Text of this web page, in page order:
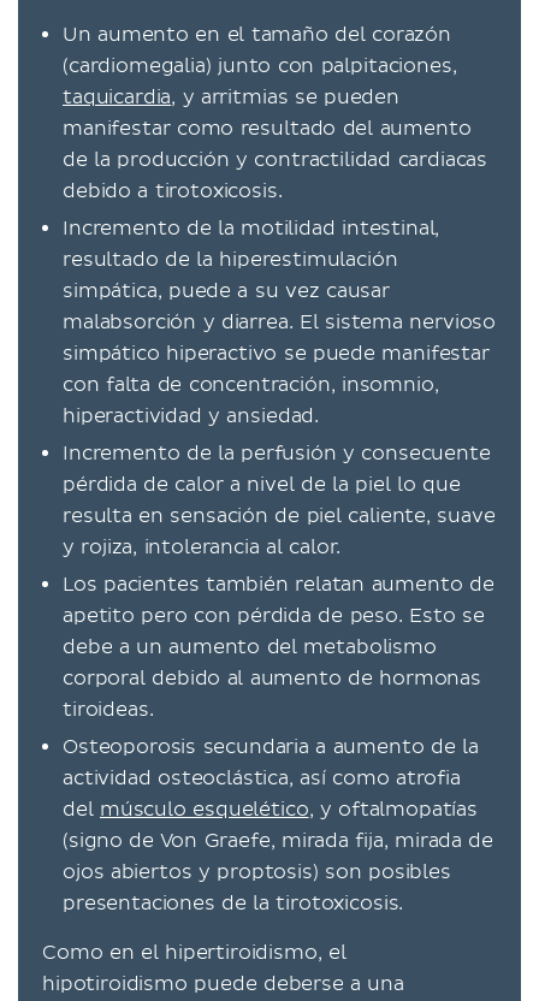
Un aumento en el tamaño del corazón
(cardiomegalia) junto con palpitaciones,
taquicardia, y arritmias se pueden
manifestar como resultado del aumento
de la producción y contractilidad cardiacas
debido a tirotoxicosis.
Incremento de la motilidad intestinal,
resultado de la hiperestimulación
simpática, puede a su vez causar
malabsorción y diarrea. El sistema nervioso
simpático hiperactivo se puede manifestar
con falta de concentración, insomnio,
hiperactividad y ansiedad.
Incremento de la perfusión y consecuente
pérdida de calor a nivel de la piel lo que
resulta en sensación de piel caliente, suave
y rojiza, intolerancia al calor.
Los pacientes también relatan aumento de
apetito pero con pérdida de peso. Esto se
debe a un aumento del metabolismo
corporal debido al aumento de hormonas
tiroideas.
Osteoporosis secundaria a aumento de la
actividad osteoclástica, así como atrofia
del músculo esquelético, y oftalmopatías
(signo de Von Graefe, mirada fija, mirada de
ojos abiertos y proptosis) son posibles
presentaciones de la tirotoxicosis.
Como en el hipertiroidismo, el
hipotiroidismo puede deberse a una